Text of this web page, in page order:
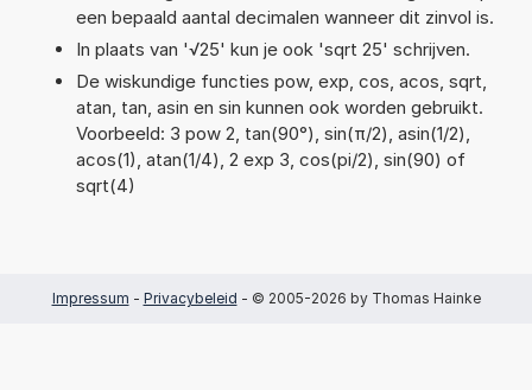
een bepaald aantal decimalen wanneer dit zinvol is.
In plaats van '√25' kun je ook 'sqrt 25' schrijven.
De wiskundige functies pow, exp, cos, acos, sqrt,
atan, tan, asin en sin kunnen ook worden gebruikt.
Voorbeeld: 3 pow 2, tan(90°), sin(π/2), asin(1/2),
acos(1), atan(1/4), 2 exp 3, cos(pi/2), sin(90) of
sqrt(4)
Impressum - Privacybeleid - © 2005-2026 by Thomas Hainke